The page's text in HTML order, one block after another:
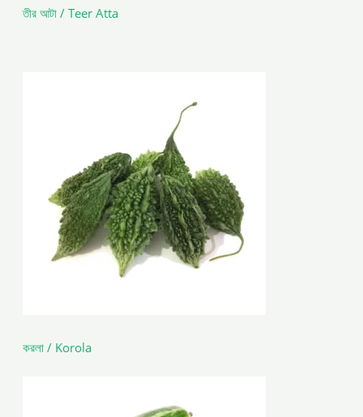
তীর আটা / Teer Atta
করলা / Korola